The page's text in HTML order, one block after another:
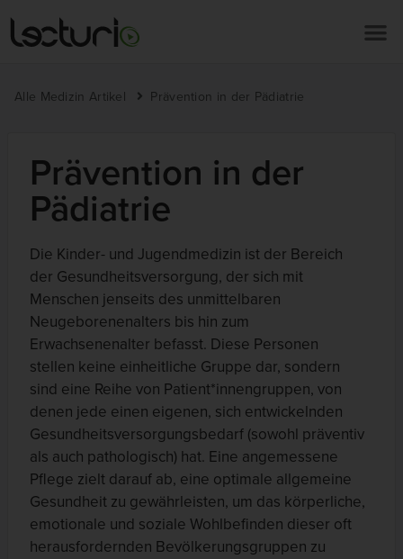
Alle Medizin Artikel Prävention in der Pädiatrie
Prävention in der
Pädiatrie
Die Kinder- und Jugendmedizin ist der Bereich
der Gesundheitsversorgung, der sich mit
Menschen jenseits des unmittelbaren
Neugeborenenalters bis hin zum
Erwachsenenalter befasst. Diese Personen
stellen keine einheitliche Gruppe dar, sondern
sind eine Reihe von Patient*innengruppen, von
denen jede einen eigenen, sich entwickelnden
Gesundheitsversorgungsbedarf (sowohl präventiv
als auch pathologisch) hat. Eine angemessene
Pflege zielt darauf ab, eine optimale allgemeine
Gesundheit zu gewährleisten, um das körperliche,
emotionale und soziale Wohlbefinden dieser oft
herausfordernden Bevölkerungsgruppen zu